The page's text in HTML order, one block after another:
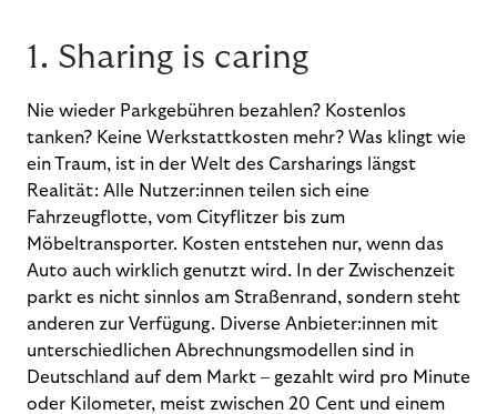
1. Sharing is caring
Nie wieder Parkgebühren bezahlen? Kostenlos
tanken? Keine Werkstattkosten mehr? Was klingt wie
ein Traum, ist in der Welt des Carsharings längst
Realität: Alle Nutzer:innen teilen sich eine
Fahrzeugflotte, vom Cityflitzer bis zum
Möbeltransporter. Kosten entstehen nur, wenn das
Auto auch wirklich genutzt wird. In der Zwischenzeit
parkt es nicht sinnlos am Straßenrand, sondern steht
anderen zur Verfügung. Diverse Anbieter:innen mit
unterschiedlichen Abrechnungsmodellen sind in
Deutschland auf dem Markt – gezahlt wird pro Minute
oder Kilometer, meist zwischen 20 Cent und einem